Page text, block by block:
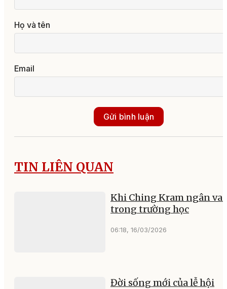
Họ và tên
Email
Gửi bình luận
TIN LIÊN QUAN
Khi Ching Kram ngân
trong trường học
06:18, 16/03/2026
Đời sống mới của lễ hội